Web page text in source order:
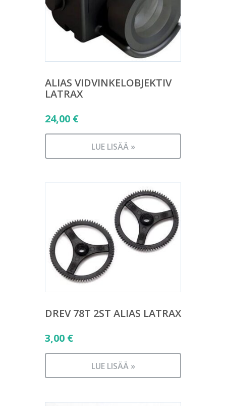
ALIAS VIDVINKELOBJEKTIV
LATRAX
24,00 €
LUE LISÄÄ »
DREV 78T 2ST ALIAS LATRAX
3,00 €
LUE LISÄÄ »